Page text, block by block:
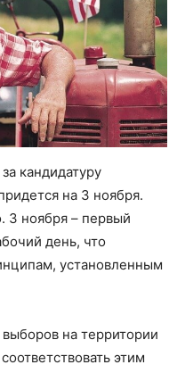
кандидатуру
на 3 ноября.
3 ноября – первый
день, что
установленным
на территории
этим